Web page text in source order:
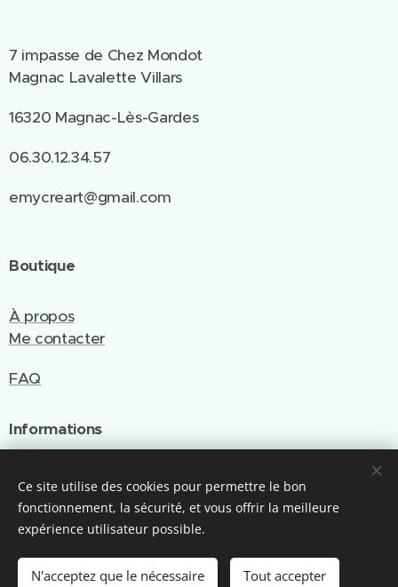
7 impasse de Chez Mondot
Magnac Lavalette Villars
16320 Magnac-Lès-Gardes
06.30.12.34.57
emycreart@gmail.com
Boutique
À propos
Me contacter
FAQ
Informations
CGV
Site créé et géré par Emy Cré'Art
Ce site utilise des cookies pour permettre le bon
fonctionnement, la sécurité, et vous offrir la meilleure
expérience utilisateur possible.
N'acceptez que le nécessaire Tout accepter